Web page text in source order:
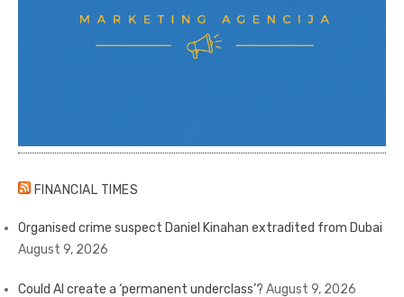
FINANCIAL TIMES
Organised crime suspect Daniel Kinahan extradited from Dubai
August 9, 2026
Could AI create a ‘permanent underclass’? August 9, 2026